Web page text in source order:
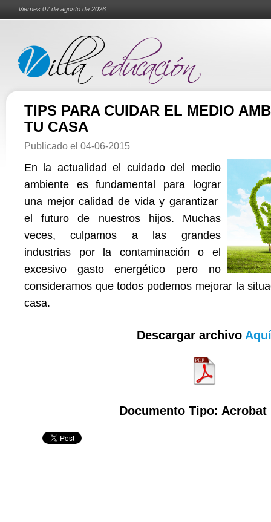
Viernes 07 de agosto de 2026
TIPS PARA CUIDAR EL MEDIO
TU CASA
Publicado el 04-06-2015
En la actualidad el cuidado del medio
ambiente es fundamental para lograr
una mejor calidad de vida y garantizar
el futuro de nuestros hijos. Muchas
veces, culpamos a las grandes
industrias por la contaminación o el
excesivo gasto energético pero no
consideramos que todos podemos mejorar la
casa.
Descargar archivo Aquí
Documento Tipo: Acrobat